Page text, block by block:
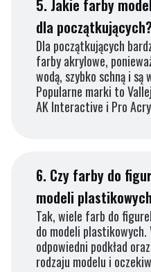
5. Jakie farby
dla początkujących?
Dla początkujących
farby akrylowe,
wodą, szybko schną i są
Popularne marki to
AK Interactive i Pro
6. Czy farby do
modeli
Tak, wiele farb do
do modeli
odpowiedni podkład
rodzaju modelu i